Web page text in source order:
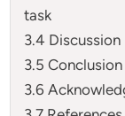
task
3.4 Discussion
3.5 Conclusion
3.6